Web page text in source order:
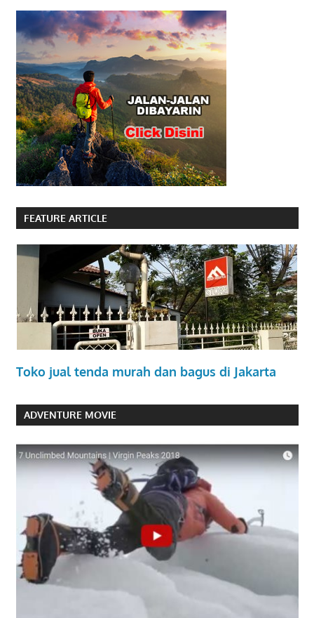
FEATURE ARTICLE
Toko jual tenda murah dan bagus di Jakarta
ADVENTURE MOVIE